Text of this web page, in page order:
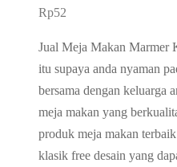
Rp52
Jual Meja Makan
itu supaya anda nyaman
bersama dengan keluarga
meja makan yang
produk meja makan
klasik free desain yang